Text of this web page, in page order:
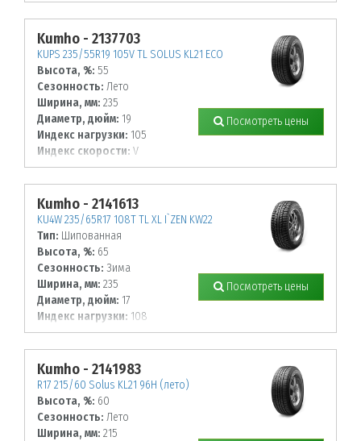
Kumho - 2137703
KUPS 235/55R19 105V TL SOLUS KL21 ECO
Высота, %: 55
Сезонность: Лето
Ширина, мм: 235
Диаметр, дюйм: 19
Индекс нагрузки: 105
Индекс скорости: V
Посмотреть цены
Kumho - 2141613
KU4W 235/65R17 108T TL XL I`ZEN KW22
Тип: Шипованная
Высота, %: 65
Сезонность: Зима
Ширина, мм: 235
Диаметр, дюйм: 17
Индекс нагрузки: 108
Индекс скорости:T
Посмотреть цены
Kumho - 2141983
R17 215/60 Solus KL21 96H (лето)
Высота, %: 60
Сезонность: Лето
Ширина, мм: 215